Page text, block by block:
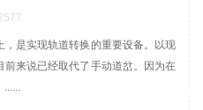
是实现轨道转换的重要设备。以现
来说已经取代了手动道岔。因为在
......